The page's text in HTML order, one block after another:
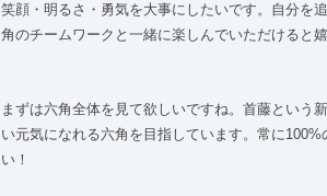
笑顔・明るさ・勇気を大事にしたいです。自分を
角のチームワークと一緒に楽しんでいただけると
まずは六角全体を見て欲しいですね。首藤という
い元気になれる六角を目指しています。常に
い！